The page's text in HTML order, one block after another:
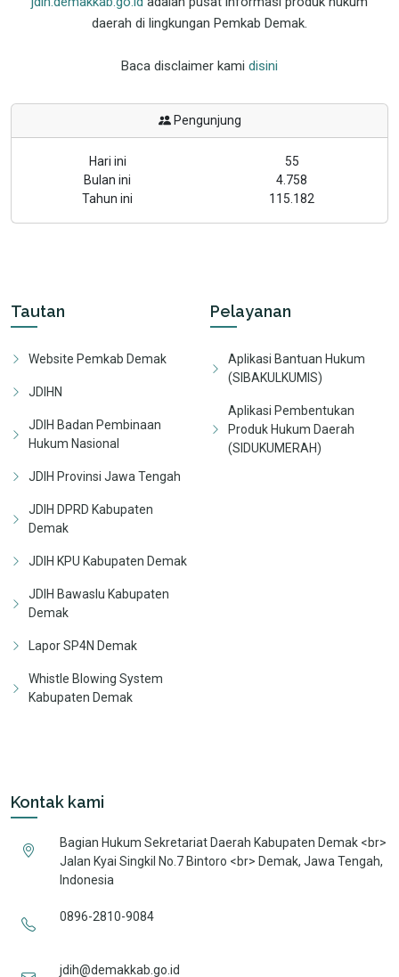
daerah di lingkungan Pemkab Demak.
Baca disclaimer kami disini
Pengunjung
Hari ini
55
Bulan ini
4.758
Tahun ini
115.182
Tautan
Website Pemkab Demak
JDIHN
JDIH Badan Pembinaan
Hukum Nasional
JDIH Provinsi Jawa Tengah
JDIH DPRD Kabupaten
Demak
JDIH KPU Kabupaten Demak
JDIH Bawaslu Kabupaten
Demak
Lapor SP4N Demak
Whistle Blowing System
Kabupaten Demak
Pelayanan
Aplikasi Bantuan Hukum
(SIBAKULKUMIS)
Aplikasi Pembentukan
Produk Hukum Daerah
(SIDUKUMERAH)
Kontak kami
Bagian Hukum Sekretariat Daerah Kabupaten Demak <br>
Jalan Kyai Singkil No.7 Bintoro <br> Demak, Jawa Tengah,
Indonesia
0896-2810-9084
jdih@demakkab.go.id